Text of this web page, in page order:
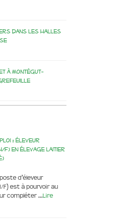
dans les Halles
à Montégut-
: éleveur
F) en élevage laitier
d’éleveur
F) est à pourvoir au
compléter …Lire